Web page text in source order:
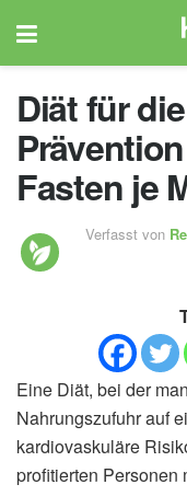
Diät für
Fasten je
Verfasst von
Eine Diät, bei der
Nahrungszufuhr auf
kardiovaskuläre
profitierten Personen